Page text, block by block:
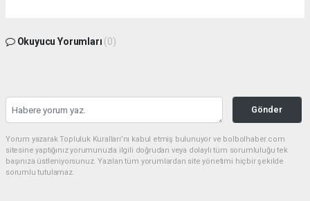
Okuyucu Yorumları (0)
Gönder
Yorum yazarak Topluluk Kuralları’nı kabul etmiş bulunuyor ve bolbolhaber.com
sitesine yaptığınız yorumunuzla ilgili doğrudan veya dolaylı tüm sorumluluğu tek
başınıza üstleniyorsunuz. Yazılan tüm yorumlardan site yönetimi hiçbir şekilde
sorumlu tutulamaz.